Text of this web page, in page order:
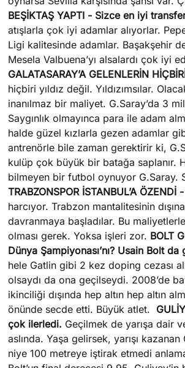
BEŞİKTAŞ YAPTI - Sizce en iyi
atışlarla çok iyi adamlar alıyorlar.
Ligi kalitesinde adamlar. Başakşehir
Mesela Valbuena’yı alsalardı çok iyi
GALATASARAY’A GELENLERİN
hiçbiri yıldız değil. Yıldızımsılar.
inanılmaz bir maliyet. G.Saray’da 3
Saygınlık olmayınca para ile adam
halde güzel kızlarla gezen adamlar
antrenörle bile zaman gerektirir ki,
kulüp çok büyük bir batağa saplanır.
bilmeyen bir futbol oynuyor G.Saray.
TRABZONSPOR İSTANBUL’A ÖZENDİ
harcıyor. Trabzon mantalitesinin
davranmaya başladılar. Bu
olması gerek. Yoksa işleri zor. BOLT
Dünya Şampiyonası’nı? Usain Bolt
hele Gatlin gibi 2 kez doping cezası
olsaydı da ona geçilseydi. 2008’de
ikinciliği dışında hep altın hep altın
önünde secde etti. Büyük atlet.
çok ilerledi. Geçilmek de yarışa dair
aslında. Yaşa gelirsek, yarışı
niye 100 metreye iştirak etmedi